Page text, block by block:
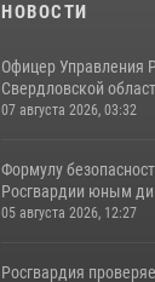
НОВОСТИ
Офицер Управления
Свердловской
07 августа 2026, 03:32
Формулу
Росгвардии юным
05 августа 2026, 12:27
Росгвардия